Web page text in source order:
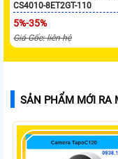
CS4010-8ET2GT-110
5%-35%
Giá Gốc: liên hệ
SẢN PHẨM MỚI RA